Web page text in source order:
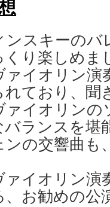
ンスキーの
り楽しめま
イオリン演
れており、聞
ァイオリン
バランスを堪
ンの交響曲も
イオリン演
お勧めの公